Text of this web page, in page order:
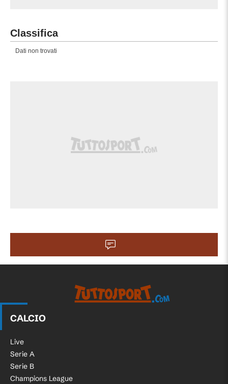
Classifica
Dati non trovati
CALCIO
Live
Serie A
Serie B
Champions League